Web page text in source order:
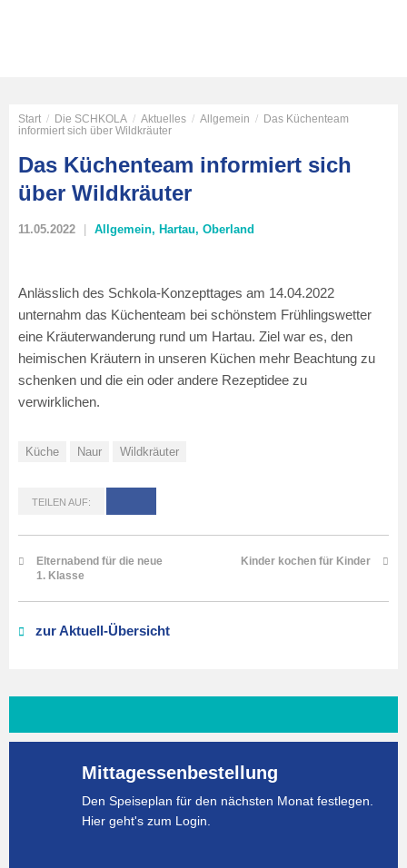
Start / Die SCHKOLA / Aktuelles / Allgemein / Das Küchenteam
informiert sich über Wildkräuter
Das Küchenteam informiert sich
über Wildkräuter
11.05.2022 Allgemein, Hartau, Oberland
Anlässlich des Schkola-Konzepttages am 14.04.2022
unternahm das Küchenteam bei schönstem Frühlingswetter
eine Kräuterwanderung rund um Hartau. Ziel war es, den
heimischen Kräutern in unseren Küchen mehr Beachtung zu
schenken und die ein oder andere Rezeptidee zu
verwirklichen.
Küche Naur Wildkräuter
TEILEN AUF:
Elternabend für die neue
1. Klasse
Kinder kochen für Kinder
zur Aktuell-Übersicht
Mittagessenbestellung
Den Speiseplan für den nächsten Monat festlegen.
Hier geht's zum Login.